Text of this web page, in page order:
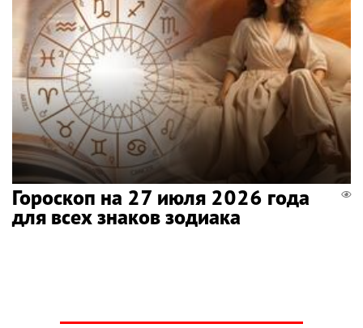
Гороскоп на 27 июля 2026 года
для всех знаков зодиака